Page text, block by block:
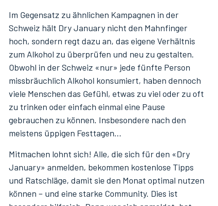
Im Gegensatz zu ähnlichen Kampagnen in der
Schweiz hält Dry January nicht den Mahnfinger
hoch, sondern regt dazu an, das eigene Verhältnis
zum Alkohol zu überprüfen und neu zu gestalten.
Obwohl in der Schweiz «nur» jede fünfte Person
missbräuchlich Alkohol konsumiert, haben dennoch
viele Menschen das Gefühl, etwas zu viel oder zu oft
zu trinken oder einfach einmal eine Pause
gebrauchen zu können. Insbesondere nach den
meistens üppigen Festtagen…
Mitmachen lohnt sich! Alle, die sich für den «Dry
January» anmelden, bekommen kostenlose Tipps
und Ratschläge, damit sie den Monat optimal nutzen
können – und eine starke Community. Dies ist